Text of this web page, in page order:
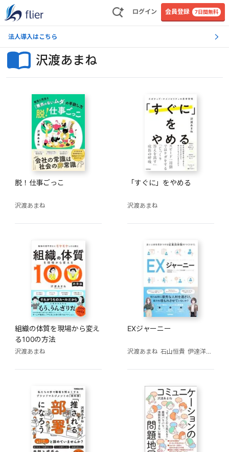
ログイン 会員登録 7日間無料
法人導入はこちら
沢渡あまね
脱！仕事ごっこ
沢渡あまね
「すぐに」をやめる
沢渡あまね
組織の体質を現場から変え
る100の方法
沢渡あまね
EXジャーニー
沢渡あまね 石山恒貴 伊達洋駆